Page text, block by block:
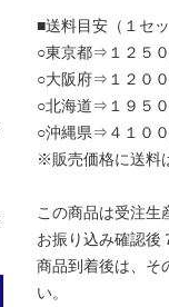
■送料目安（１セッ
○東京都⇒１２５
○大阪府⇒１２０
○北海道⇒１９５
○沖縄県⇒４１０
※販売価格に送料
この商品は受注生
お振り込み確認後
商品到着後は、そ
い。